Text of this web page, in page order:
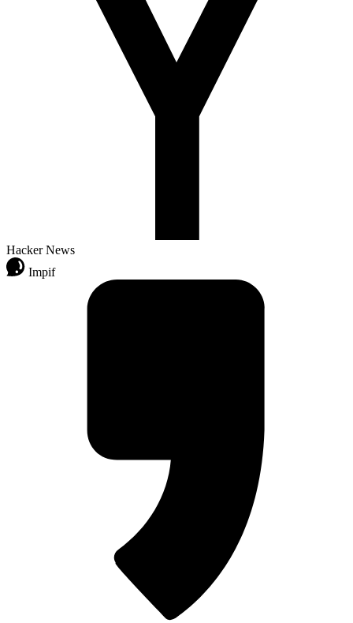
Hacker News
Impif